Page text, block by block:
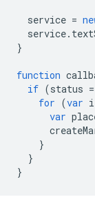
service =
service.
}
function
if (status
for (var i
var
}
}
}